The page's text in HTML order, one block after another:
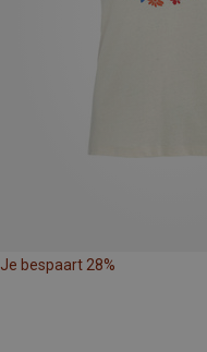
Je bespaart 28%